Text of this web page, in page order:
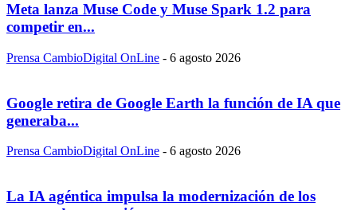
Meta lanza Muse Code y Muse Spark 1.2 para
competir en...
Prensa CambioDigital OnLine - 6 agosto 2026
Google retira de Google Earth la función de IA que
generaba...
Prensa CambioDigital OnLine - 6 agosto 2026
La IA agéntica impulsa la modernización de los